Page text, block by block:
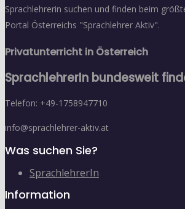
Sprachlehrerin suchen und finden beim
Portal Österreichs "Sprachlehrer Aktiv".
Privatunterricht in Österreich
SprachlehrerIn bundesweit
Telefon: +49-1758947710
info@sprachlehrer-aktiv.at
Was suchen Sie?
SprachlehrerIn
Information